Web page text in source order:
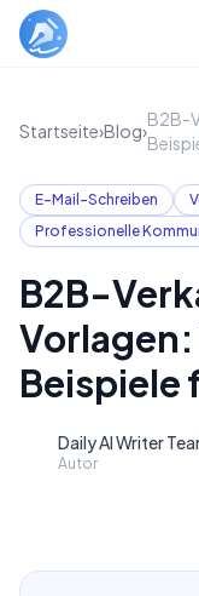
Startseite›Blog›
B2B-
E-Mail-Schreiben
Professionelle
B2B-
Beispiele
Daily AI Writer
Autor